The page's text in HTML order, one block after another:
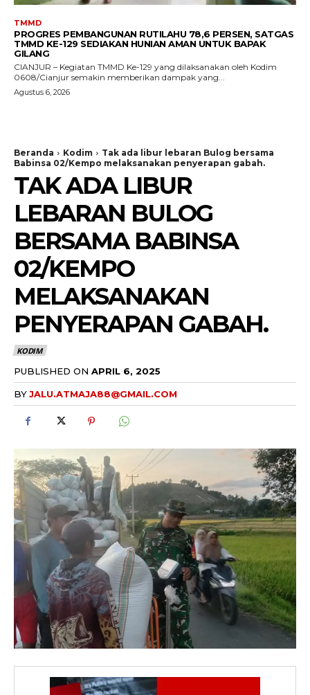
TMMD
PROGRES PEMBANGUNAN RUTILAHU 78,6 PERSEN, SATGAS
TMMD KE-129 SEDIAKAN HUNIAN AMAN UNTUK BAPAK
GILANG
CIANJUR – Kegiatan TMMD Ke-129 yang dilaksanakan oleh Kodim
0608/Cianjur semakin memberikan dampak yang...
Agustus 6, 2026